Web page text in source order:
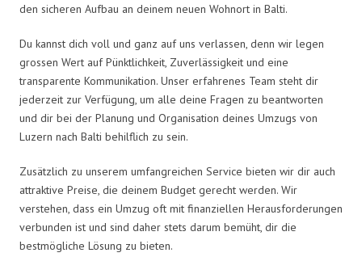
den sicheren Aufbau an deinem neuen Wohnort in Balti.
Du kannst dich voll und ganz auf uns verlassen, denn wir legen
grossen Wert auf Pünktlichkeit, Zuverlässigkeit und eine
transparente Kommunikation. Unser erfahrenes Team steht dir
jederzeit zur Verfügung, um alle deine Fragen zu beantworten
und dir bei der Planung und Organisation deines Umzugs von
Luzern nach Balti behilflich zu sein.
Zusätzlich zu unserem umfangreichen Service bieten wir dir auch
attraktive Preise, die deinem Budget gerecht werden. Wir
verstehen, dass ein Umzug oft mit finanziellen Herausforderungen
verbunden ist und sind daher stets darum bemüht, dir die
bestmögliche Lösung zu bieten.